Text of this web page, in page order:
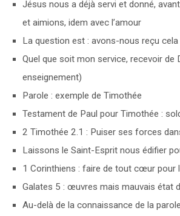
Jésus nous a déjà servi et donné,
et aimions, idem avec l’amour
La question est : avons-nous reçu cela
Quel que soit mon service, recevoir de
enseignement)
Parole : exemple de Timothée
Testament de Paul pour Timothée :
2 Timothée 2.1 : Puiser ses forces
Laissons le Saint-Esprit nous édifier
1 Corinthiens : faire de tout cœur pour
Galates 5 : œuvres mais mauvais état
Au-delà de la connaissance de la